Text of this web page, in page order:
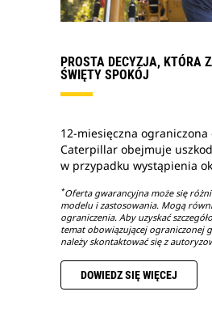
PROSTA DECYZJA, KTÓRA
ŚWIĘTY SPOKÓJ
12-miesięczna
Caterpillar obejmuje
w przypadku wystąpienia
*Oferta gwarancyjna może się
modelu i zastosowania. Mogą
ograniczenia. Aby uzyskać
temat obowiązującej ograniczonej
należy skontaktować się z
DOWIEDZ SIĘ WIĘCEJ